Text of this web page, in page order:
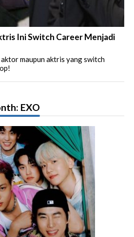
Ini Switch Career Menjadi
maupun aktris yang switch
EXO